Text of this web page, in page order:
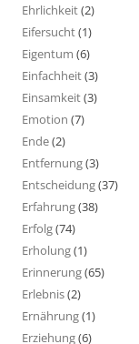
Ehrlichkeit(2)
Eifersucht(1)
Eigentum (6)
Einfachheit(3)
Einsamkeit(3)
Emotion (7)
Ende(2)
Entfernung(3)
Entscheidung(37)
Erfahrung(38)
Erfolg(74)
Erholung(1)
Erinnerung(65)
Erlebnis(2)
Ernährung(1)
Erziehung(6)